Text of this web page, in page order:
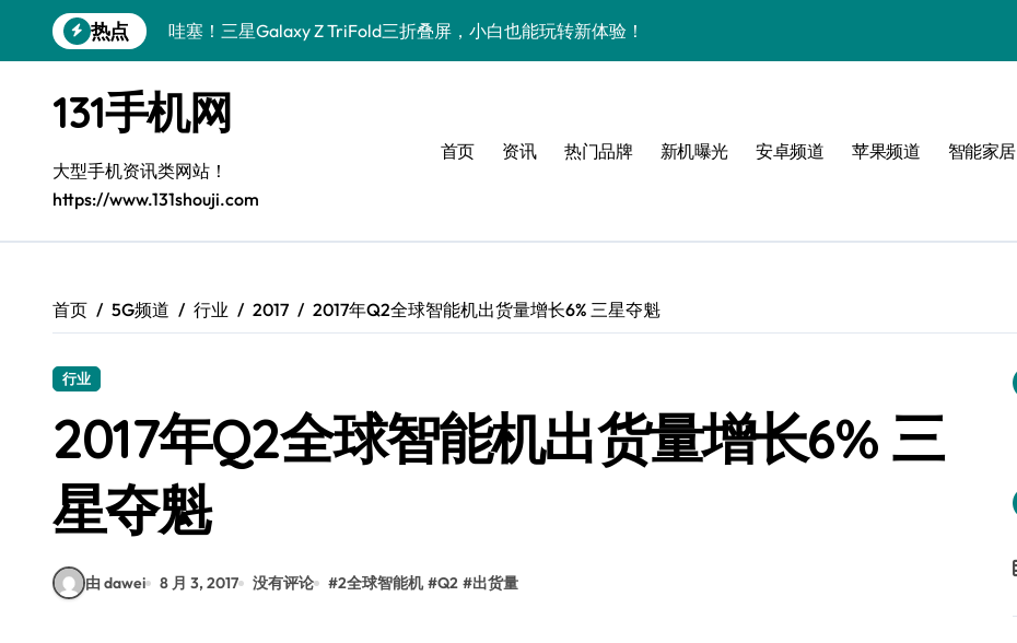
到
热点
哇塞！三星Galaxy Z TriFold三折叠屏，小白也能玩转新体验！
数码小白惊了！三星S26这波黑科技是要逆天啦！
数码小白惊了！三星Galaxy Z Fold7新亮点，手机管家抢先爆！
数码小白必看！vivo S50新功能优惠大揭秘，玩机更高效！
数码小白惊了！vivo S50 Pro mini小机身竟装下海量资讯
数码小白惊了！三星S26这些黑科技是要逆天啦！
数码小白必看！vivo S50新功能优惠大揭秘，高效玩机就现在！
131手机网
大型手机资讯类网站！
https://www.131shouji.com
首页 资讯 热门品牌 新机曝光 安卓频道 苹果频道 智能家居
首页 5G频道 行业 2017 2017年Q2全球智能机出货量增长6% 三星夺魁
行业
2017年Q2全球智能机出货量增长6% 三
星夺魁
由 dawei 8 月 3, 2017 没有评论 #2全球智能机 #Q2 #出货量